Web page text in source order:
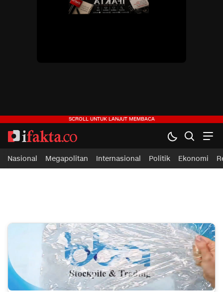
Nasional Megapolitan Internasional Politik Ekonomi